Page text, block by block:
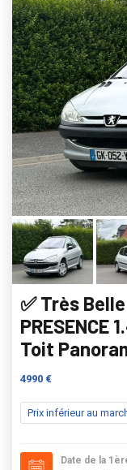
✅ Très
Toit
4990 €
Prix inférieur au
Date de la